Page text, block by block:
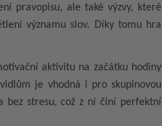
pravopisu, ale také výzvy, které
významu slov. Díky tomu hra
aktivitu na začátku hodiny
je vhodná i pro skupinovou
bez stresu, což z ní činí perfektní